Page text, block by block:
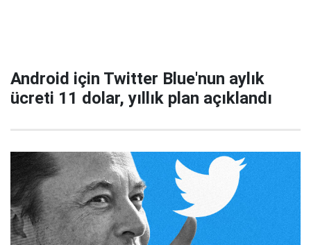
Android için Twitter Blue'nun aylık
ücreti 11 dolar, yıllık plan açıklandı